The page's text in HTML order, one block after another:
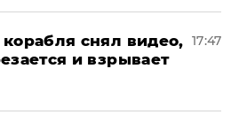
снял видео,
и взрывает
17:47